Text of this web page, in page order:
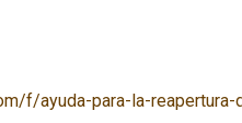
f/ayuda-para-la-reapertura-